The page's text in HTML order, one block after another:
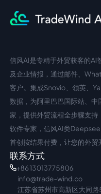
中文入口
信风AI是专精于外贸获客的AI
及企业情报，通过邮件、
客户。集成Snovio、领英、
数据，为阿里巴巴国际站、
家，提供外贸流程全步骤支
软件专家，信风AI类
首创按结果付费，让您的外贸
联系方式
+86 13013775806
info@trade-wind.co
江苏省苏州市高新区大同